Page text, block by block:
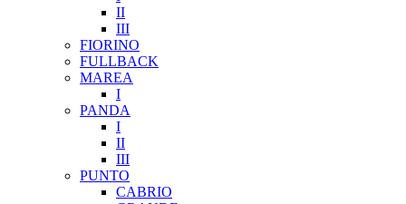
II
III
FIORINO
FULLBACK
MAREA
I
PANDA
I
II
III
PUNTO
CABRIO